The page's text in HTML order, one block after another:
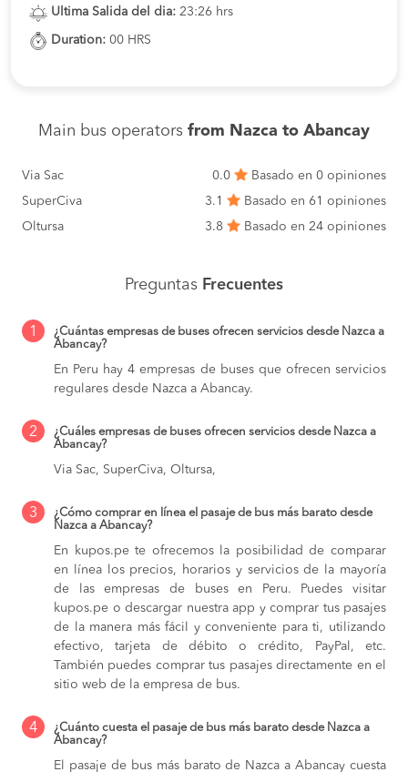
Ultima Salida del dia: 23:26 hrs
Duration: 00 HRS
Main bus operators from Nazca to Abancay
Via Sac 0.0
Basado en 0 opiniones
SuperCiva
3.1
Basado en 61 opiniones
Oltursa
3.8 Basado en 24 opiniones
Preguntas Frecuentes
1
¿Cuántas empresas de buses ofrecen servicios desde Nazca a
Abancay?
En Peru hay 4 empresas de buses que ofrecen servicios
regulares desde Nazca a Abancay.
2
¿Cuáles empresas de buses ofrecen servicios desde Nazca a
Abancay?
Via Sac, SuperCiva, Oltursa,
3
¿Cómo comprar en línea el pasaje de bus más barato desde
Nazca a Abancay?
En kupos.pe te ofrecemos la posibilidad de comparar
en línea los precios, horarios y servicios de la mayoría
de las empresas de buses en Peru. Puedes visitar
kupos.pe o descargar nuestra app y comprar tus pasajes
de la manera más fácil y conveniente para ti, utilizando
efectivo, tarjeta de débito o crédito, PayPal, etc.
También puedes comprar tus pasajes directamente en el
sitio web de la empresa de bus.
4
¿Cuánto cuesta el pasaje de bus más barato desde Nazca a
Abancay?
El pasaje de bus más barato de Nazca a Abancay cuesta